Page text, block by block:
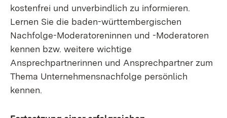
kostenfrei und unverbindlich zu informieren.
Lernen Sie die baden-württembergischen
Nachfolge-Moderatoreninnen und -Moderatoren
kennen bzw. weitere wichtige
Ansprechpartnerinnen und Ansprechpartner zum
Thema Unternehmensnachfolge persönlich
kennen.